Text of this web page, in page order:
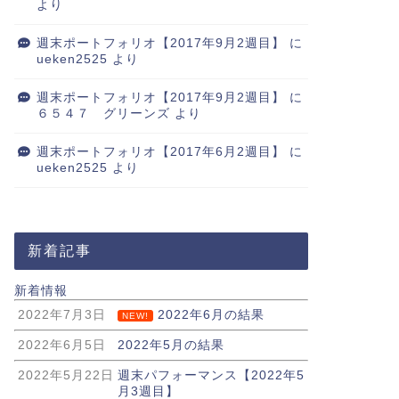
より
週末ポートフォリオ【2017年9月2週目】
に
ueken2525 より
週末ポートフォリオ【2017年9月2週目】
に
６５４７ グリーンズ より
週末ポートフォリオ【2017年6月2週目】
に
ueken2525 より
新着記事
新着情報
2022年7月3日
NEW! 2022年6月の結果
2022年6月5日 2022年5月の結果
2022年5月22日 週末パフォーマンス【2022年5
月3週目】